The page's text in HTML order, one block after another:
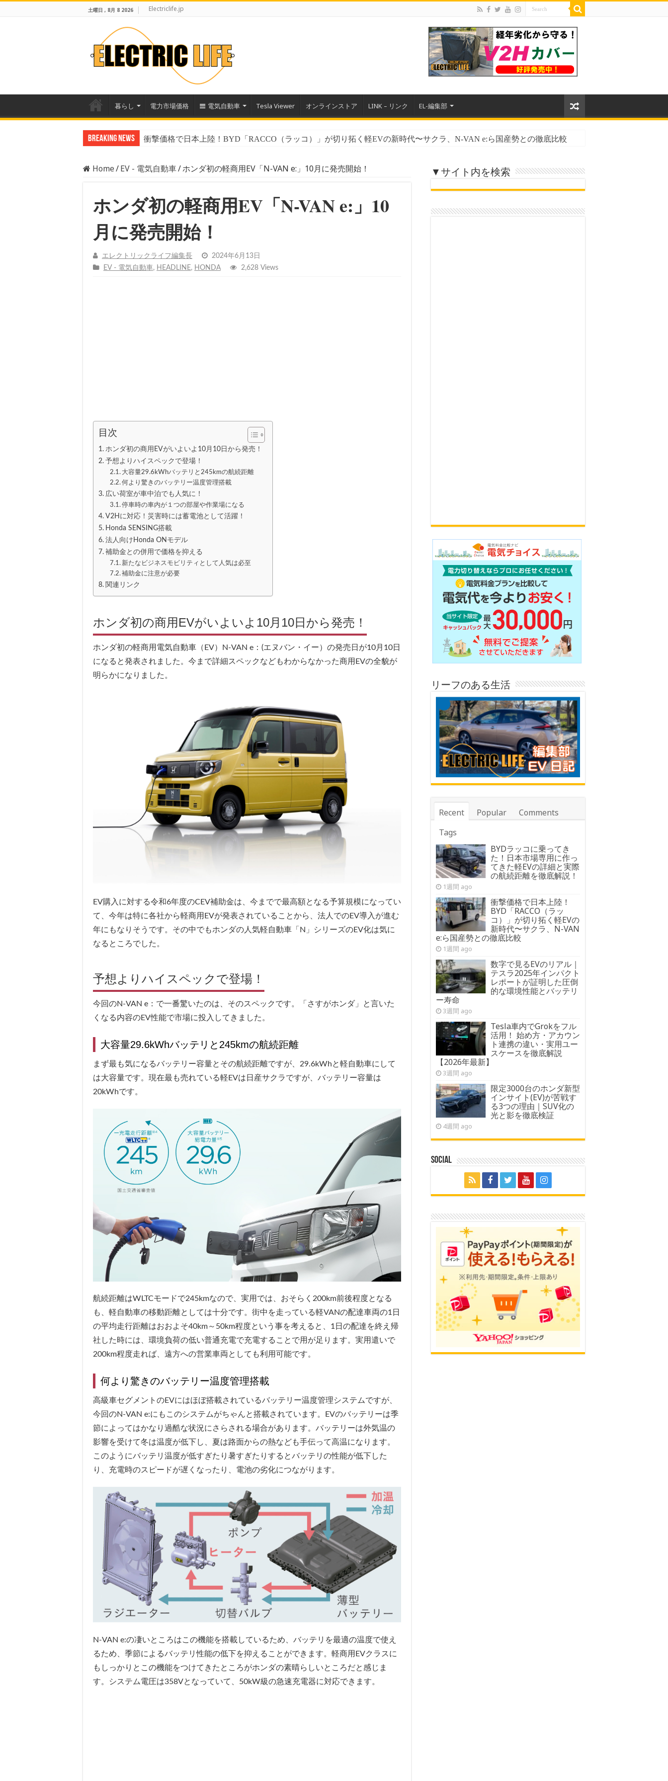
土曜日 , 8月 8 2026 Electriclife.jp
暮らし 電力市場価格 電気自動車 Tesla Viewer オンラインストア LINK – リンク EL-編集部
Breaking News 衝撃価格で日本上陸！BYD「RACCO（ラッコ）」が切り拓く軽EVの新時代〜サクラ、N-VAN e:ら国産勢との徹底比較
数字で見るEVのリアル｜テスラ2025年インパクトレポートが証明した圧倒的な環境性能とバッテリー寿命
Home/EV - 電気自動車/ホンダ初の軽商用EV「N-VAN e:」10月に発売開始！
ホンダ初の軽商用EV「N-VAN e:」10
月に発売開始！
エレクトリックライフ編集長
2024年6月13日
EV - 電気自動車, HEADLINE, HONDA 2,628 Views
目次
ホンダ初の商用EVがいよいよ10月10日から発売！
予想よりハイスペックで登場！
大容量29.6kWhバッテリと245kmの航続距離
何より驚きのバッテリー温度管理搭載
広い荷室が車中泊でも人気に！
停車時の車内が１つの部屋や作業場になる
V2Hに対応！災害時には蓄電池として活躍！
Honda SENSING搭載
法人向けHonda ONモデル
補助金との併用で価格を抑える
新たなビジネスモビリティとして人気は必至
補助金に注意が必要
関連リンク
ホンダ初の商用EVがいよいよ10月10日から発売！
ホンダ初の軽商用電気自動車（EV）N-VAN e：(エヌバン・イー）の発売日が10月10日
になると発表されました。今まで詳細スペックなどもわからなかった商用EVの全貌が
明らかになりました。
EV購入に対する令和6年度のCEV補助金は、今までで最高額となる予算規模になってい
て、今年は特に各社から軽商用EVが発表されていることから、法人でのEV導入が進む
年にもなりそうです。その中でもホンダの人気軽自動車「N」シリーズのEV化は気に
なるところでした。
予想よりハイスペックで登場！
今回のN-VAN e：で一番驚いたのは、そのスペックです。「さすがホンダ」と言いた
くなる内容のEV性能で市場に投入してきました。
大容量29.6kWhバッテリと245kmの航続距離
まず最も気になるバッテリー容量とその航続距離ですが、29.6kWhと軽自動車にして
は大容量です。現在最も売れている軽EVは日産サクラですが、バッテリー容量は
20kWhです。
航続距離はWLTCモードで245kmなので、実用では、おそらく200km前後程度となる
も、軽自動車の移動距離としては十分です。街中を走っている軽VANの配達車両の1日
の平均走行距離はおおよそ40km～50km程度という事を考えると、1日の配達を終え帰
社した時には、環境負荷の低い普通充電で充電することで用が足ります。実用遣いで
200km程度走れば、遠方への営業車両としても利用可能です。
何より驚きのバッテリー温度管理搭載
高級車セグメントのEVにはほぼ搭載されているバッテリー温度管理システムですが、
今回のN-VAN e:にもこのシステムがちゃんと搭載されています。EVのバッテリーは季
節によってはかなり過酷な状況にさらされる場合があります。バッテリーは外気温の
影響を受けて冬は温度が低下し、夏は路面からの熱なども手伝って高温になります。
このようにバッテリ温度が低すぎたり暑すぎたりするとバッテリの性能が低下した
り、充電時のスピードが遅くなったり、電池の劣化につながります。
N-VAN e:の凄いところはこの機能を搭載しているため、バッテリを最適の温度で使え
るため、季節によるバッテリ性能の低下を抑えることができます。軽商用EVクラスに
もしっかりとこの機能をつけてきたところがホンダの素晴らしいところだと感じま
す。システム電圧は358Vとなっていて、50kW級の急速充電器に対応できます。
▼サイト内を検索
リーフのある生活
Recent Popular
Comments
Tags
BYDラッコに乗ってき
た！日本市場専用に作っ
てきた軽EVの詳細と実際
の航続距離を徹底解説！
1週間 ago
衝撃価格で日本上陸！
BYD「RACCO（ラッ
コ）」が切り拓く軽EVの
新時代〜サクラ、N-VAN
e:ら国産勢との徹底比較
1週間 ago
数字で見るEVのリアル｜
テスラ2025年インパクト
レポートが証明した圧倒
的な環境性能とバッテリ
ー寿命
3週間 ago
Tesla車内でGrokをフル
活用！ 始め方・アカウン
ト連携の違い・実用ユー
スケースを徹底解説
【2026年最新】
3週間 ago
限定3000台のホンダ新型
インサイト(EV)が苦戦す
る3つの理由｜SUV化の
光と影を徹底検証
4週間 ago
Social